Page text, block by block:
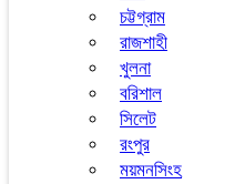
চট্টগ্রাম
রাজশাহী
খুলনা
বরিশাল
সিলেট
রংপুর
ময়মনসিংহ